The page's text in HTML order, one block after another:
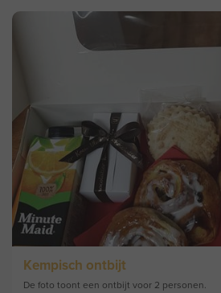
Kempisch ontbijt
De foto toont een ontbijt voor 2 personen.